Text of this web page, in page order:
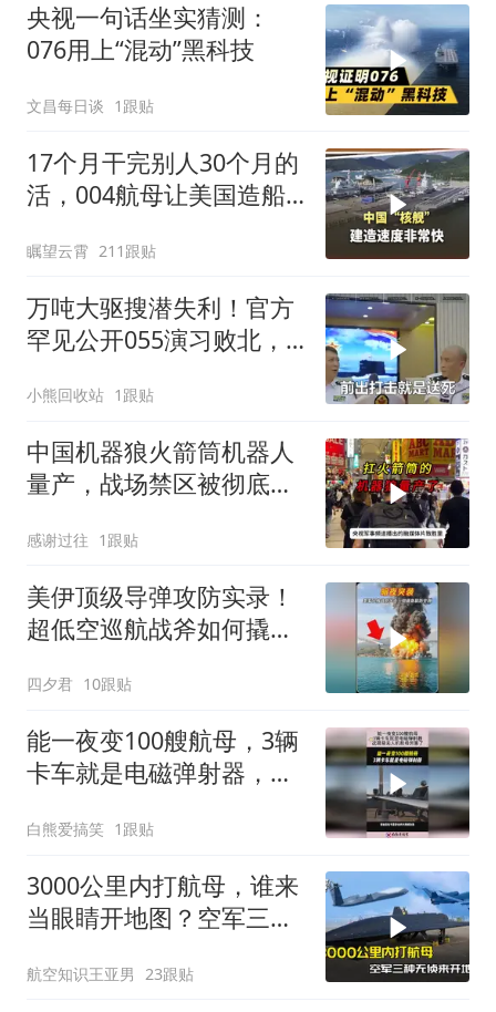
央视一句话坐实猜测：
076用上“混动”黑科技
文昌每日谈 1跟贴
17个月干完别人30个月的
活，004航母让美国造船
瞩望云霄 211跟贴
万吨大驱搜潜失利！官方
罕见公开055演习败北，
小熊回收站 1跟贴
中国机器狼火箭筒机器人
量产，战场禁区被彻底打
感谢过往 1跟贴
️美伊顶级导弹攻防实录！
超低空巡航战斧如何撬开
四夕君 10跟贴
能一夜变100艘航母，3辆
卡车就是电磁弹射器，这
白熊爱搞笑 1跟贴
3000公里内打航母，谁来
当眼睛开地图？空军三种
航空知识王亚男 23跟贴